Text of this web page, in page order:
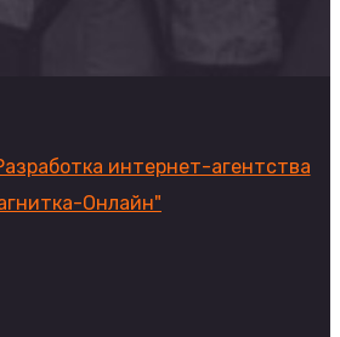
интернет-агентства
Онлайн"